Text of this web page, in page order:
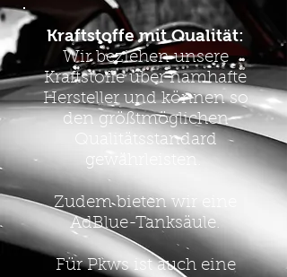
Kraftstoffe mit Qualität:
Wir beziehen unsere
Kraftstoffe über namhafte
Hersteller und können so
den größtmöglichen
Qualitätsstandard
gewährleisten.
Zudem bieten wir eine
AdBlue-Tanksäule.
Für Pkws ist auch eine